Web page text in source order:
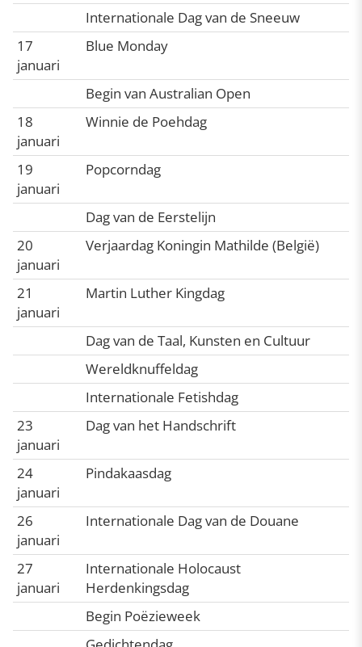
Internationale Dag van de Sneeuw
17
januari
Blue Monday
Begin van Australian Open
18
januari
Winnie de Poehdag
19
januari
Popcorndag
Dag van de Eerstelijn
20
januari
Verjaardag Koningin Mathilde (België)
21
januari
Martin Luther Kingdag
Dag van de Taal, Kunsten en Cultuur
Wereldknuffeldag
Internationale Fetishdag
23
januari
Dag van het Handschrift
24
januari
Pindakaasdag
26
januari
Internationale Dag van de Douane
27
januari
Internationale Holocaust
Herdenkingsdag
Begin Poëzieweek